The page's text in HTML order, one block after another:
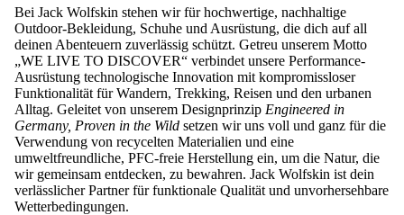
Bei Jack Wolfskin stehen wir für hochwertige, nachhaltige
Outdoor-Bekleidung, Schuhe und Ausrüstung, die dich auf all
deinen Abenteuern zuverlässig schützt. Getreu unserem Motto
„WE LIVE TO DISCOVER“ verbindet unsere Performance-
Ausrüstung technologische Innovation mit kompromissloser
Funktionalität für Wandern, Trekking, Reisen und den urbanen
Alltag. Geleitet von unserem Designprinzip Engineered in
Germany, Proven in the Wild setzen wir uns voll und ganz für die
Verwendung von recycelten Materialien und eine
umweltfreundliche, PFC-freie Herstellung ein, um die Natur, die
wir gemeinsam entdecken, zu bewahren. Jack Wolfskin ist dein
verlässlicher Partner für funktionale Qualität und unvorhersehbare
Wetterbedingungen.